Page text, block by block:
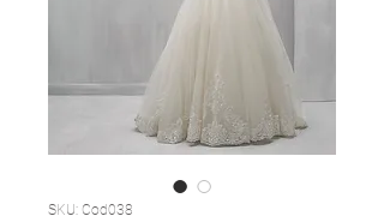
SKU: Cod038